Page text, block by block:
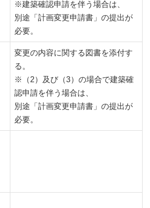
※建築確認申請を伴う場合は、
別途「計画変更申請書」の提出が
必要。
変更の内容に関する図書を添付す
る。
※（2）及び（3）の場合で建築確
認申請を伴う場合は、
別途「計画変更申請書」の提出が
必要。